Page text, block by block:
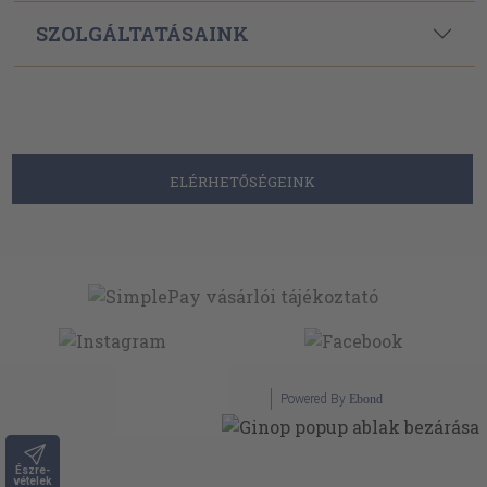
Észre-
vételek
SZOLGÁLTATÁSAINK
ELÉRHETŐSÉGEINK
Powered By Ebond